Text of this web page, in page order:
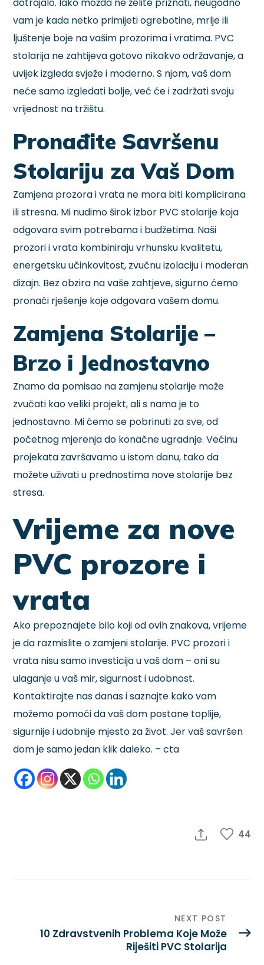
vam je kada netko primijeti ogrebotine, mrlje ili
ljuštenje boje na vašim prozorima i vratima. PVC
stolarija ne zahtijeva gotovo nikakvo održavanje, a
uvijek izgleda svježe i moderno. S njom, vaš dom
neće samo izgledati bolje, već će i zadržati svoju
vrijednost na tržištu.
Pronađite Savršenu
Stolariju za Vaš Dom
Zamjena prozora i vrata ne mora biti komplicirana
ili stresna. Mi nudimo širok izbor PVC stolarije koja
odgovara svim potrebama i budžetima. Naši
prozori i vrata kombiniraju vrhunsku kvalitetu,
energetsku učinkovitost, zvučnu izolaciju i moderan
dizajn. Bez obzira na vaše zahtjeve, sigurno ćemo
pronaći rješenje koje odgovara vašem domu.
Zamjena Stolarije –
Brzo i Jednostavno
Znamo da pomisao na zamjenu stolarije može
zvučati kao veliki projekt, ali s nama je to
jednostavno. Mi ćemo se pobrinuti za sve, od
početnog mjerenja do konačne ugradnje. Većinu
projekata završavamo u istom danu, tako da
možete uživati u prednostima nove stolarije bez
stresa.
Vrijeme za nove
PVC prozore i
vrata
Ako prepoznajete bilo koji od ovih znakova, vrijeme
je da razmislite o zamjeni stolarije. PVC prozori i
vrata nisu samo investicija u vaš dom – oni su
ulaganje u vaš mir, sigurnost i udobnost.
Kontaktirajte nas danas i saznajte kako vam
možemo pomoći da vaš dom postane toplije,
sigurnije i udobnije mjesto za život. Jer vaš savršen
dom je samo jedan klik daleko. – cta
44
NEXT POST
10 Zdravstvenih Problema Koje Može
Riješiti PVC Stolarija